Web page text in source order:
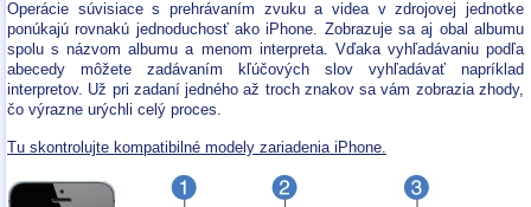
Operácie súvisiace s prehrávaním zvuku a videa v zdrojovej jednotke
ponúkajú rovnakú jednoduchosť ako iPhone. Zobrazuje sa aj obal albumu
spolu s názvom albumu a menom interpreta. Vďaka vyhľadávaniu podľa
abecedy môžete zadávaním kľúčových slov vyhľadávať napríklad
interpretov. Už pri zadaní jedného až troch znakov sa vám zobrazia zhody,
čo výrazne urýchli celý proces.
Tu skontrolujte kompatibilné modely zariadenia iPhone.